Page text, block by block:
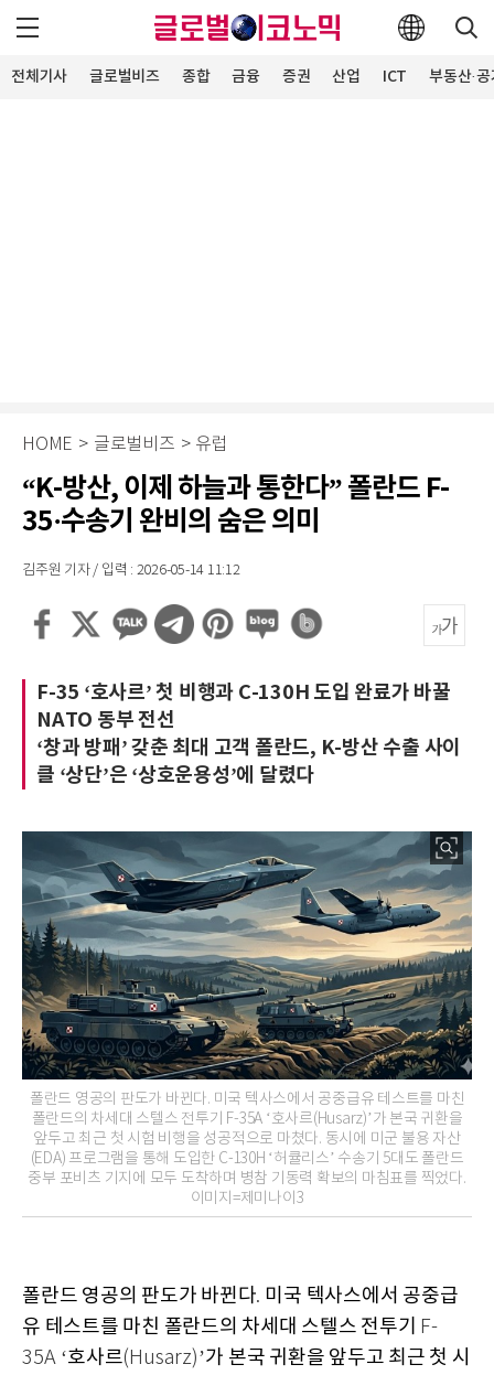
전체기사 글로벌비즈 종합 금융 증권 산업 ICT 부동산·
HOME > 글로벌비즈 > 유럽
“K-방산, 이제 하늘과 통한다” 폴란드 F-
35·수송기 완비의 숨은 의미
김주원 기자 / 입력 : 2026-05-14 11:12
F-35 ‘호사르’ 첫 비행과 C-130H 도입 완료가 바꿀
NATO 동부 전선
‘창과 방패’ 갖춘 최대 고객 폴란드, K-방산 수출 사이
클 ‘상단’은 ‘상호운용성’에 달렸다
폴란드 영공의 판도가 바뀐다. 미국 텍사스에서 공중급유 테스트를 마친
폴란드의 차세대 스텔스 전투기 F-35A ‘호사르(Husarz)’가 본국 귀환을
앞두고 최근 첫 시험 비행을 성공적으로 마쳤다. 동시에 미군 불용 자산
(EDA) 프로그램을 통해 도입한 C-130H ‘허큘리스’ 수송기 5대도 폴란드
중부 포비츠 기지에 모두 도착하며 병참 기동력 확보의 마침표를 찍었다.
이미지=제미나이3
폴란드 영공의 판도가 바뀐다. 미국 텍사스에서 공중급
유 테스트를 마친 폴란드의 차세대 스텔스 전투기
F-
35A ‘호사르(Husarz)’가 본국 귀환을 앞두고 최근 첫 시